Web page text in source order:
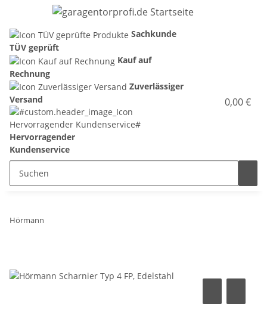
Sachkunde
TÜV geprüft
Kauf auf
Rechnung
Zuverlässiger
Versand
Hervorragender
Kundenservice
0,00 €
Hörmann